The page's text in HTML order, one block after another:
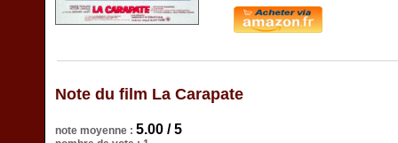
Note du film La Carapate
note moyenne : 5.00 / 5